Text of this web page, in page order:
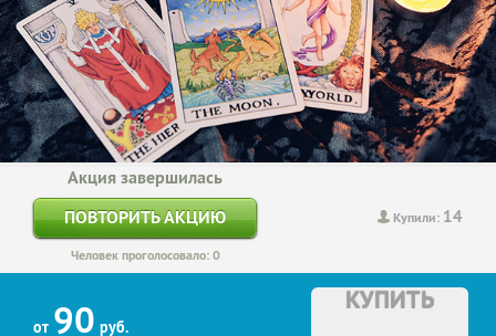
Купили: 14
Акция завершилась
ПОВТОРИТЬ АКЦИЮ
Человек проголосовало: 0
от 90 руб.
КУПИТЬ